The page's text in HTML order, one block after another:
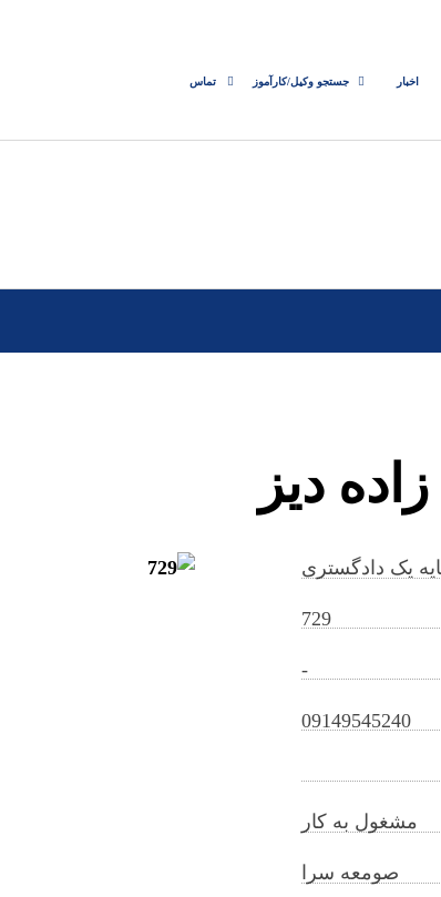
اخبار جستجو وکیل/کارآموز تماس
دیز
یک دادگستری
729
-
09149545240
مشغول به کار
صومعه سرا